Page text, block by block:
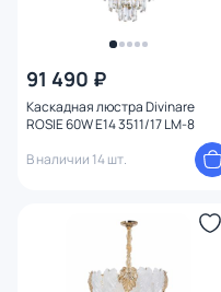
91 490 ₽
Каскадная люстра Divinare
ROSIE 60W E14 3511/17 LM-8
В наличии 14 шт.